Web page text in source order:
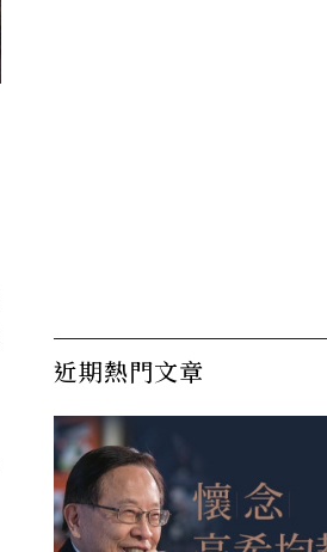
近期熱門文章